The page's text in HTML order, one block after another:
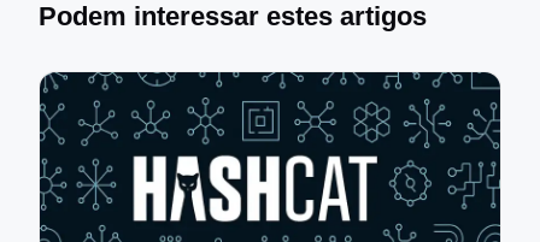
Podem interessar estes artigos